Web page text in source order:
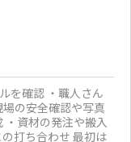
を確認 ・職人さん
の安全確認や写真
・資材の発注や搬入
打ち合わせ 最初は